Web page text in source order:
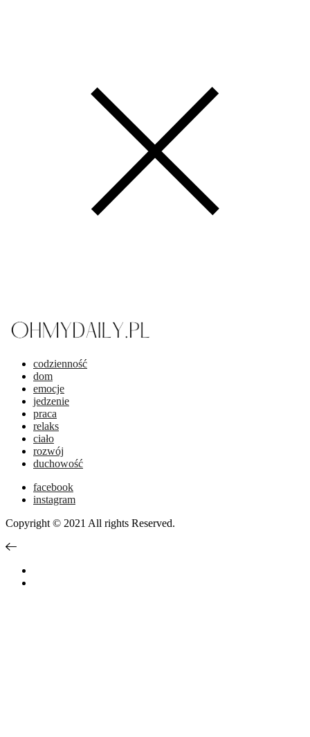
codzienność
dom
emocje
jedzenie
praca
relaks
ciało
rozwój
duchowość
facebook
instagram
Copyright © 2021 All rights Reserved.